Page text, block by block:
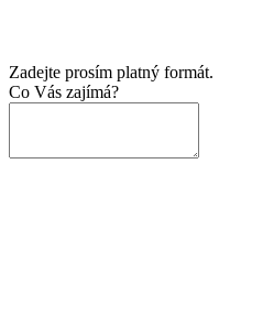
Zadejte prosím platný formát.
Co Vás zajímá?